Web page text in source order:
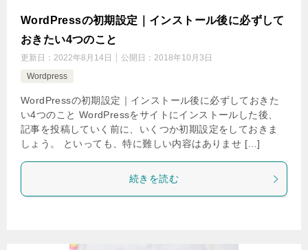
WordPressの初期設定｜インストール後に必ずして
おきたい4つのこと
更新日： 2022年8月14日 公開日： 2018年10月3日
Wordpress
WordPressの初期設定｜インストール後に必ずしておきた
い4つのこと WordPressをサイトにインストールした後、
記事を投稿していく前に、いくつか初期設定をしておきま
しょう。 といっても、特に難しい内容はありませ […]
続きを読む